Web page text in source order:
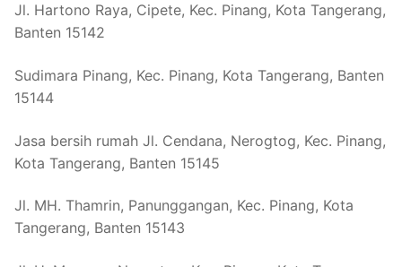
Jl. Hartono Raya, Cipete, Kec. Pinang, Kota Tangerang,
Banten 15142
Sudimara Pinang, Kec. Pinang, Kota Tangerang, Banten
15144
Jasa bersih rumah Jl. Cendana, Nerogtog, Kec. Pinang,
Kota Tangerang, Banten 15145
Jl. MH. Thamrin, Panunggangan, Kec. Pinang, Kota
Tangerang, Banten 15143